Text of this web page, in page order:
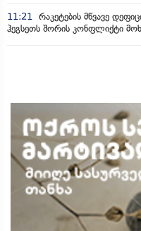
11:21
რაკეტების მწვავე
ჰეგსეთს შორის კონფლიქტი